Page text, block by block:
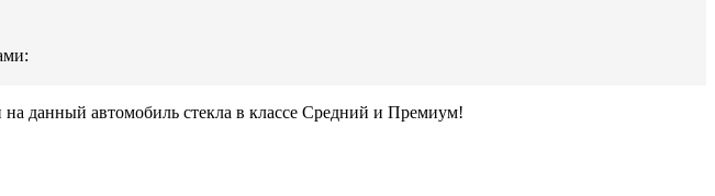
на данный автомобиль стекла в классе Средний и Премиум!